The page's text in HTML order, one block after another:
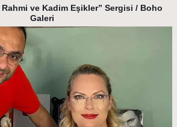
Rahmi ve Kadim Eşikler” Sergisi / Boho
Galeri